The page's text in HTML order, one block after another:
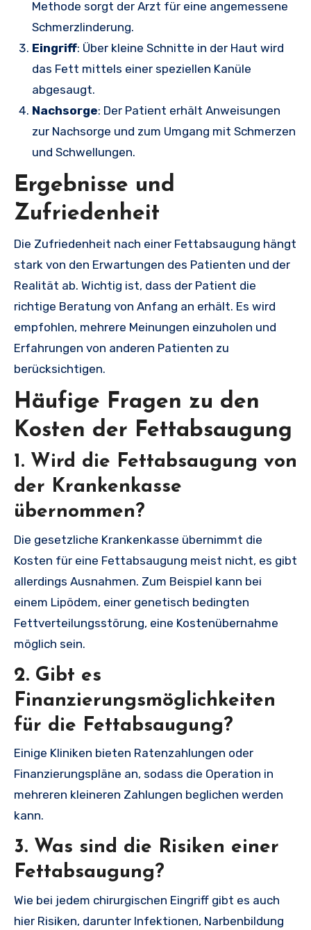
Methode sorgt der Arzt für eine angemessene
Schmerzlinderung.
Eingriff: Über kleine Schnitte in der Haut wird
das Fett mittels einer speziellen Kanüle
abgesaugt.
Nachsorge: Der Patient erhält Anweisungen
zur Nachsorge und zum Umgang mit Schmerzen
und Schwellungen.
Ergebnisse und
Zufriedenheit
Die Zufriedenheit nach einer Fettabsaugung hängt
stark von den Erwartungen des Patienten und der
Realität ab. Wichtig ist, dass der Patient die
richtige Beratung von Anfang an erhält. Es wird
empfohlen, mehrere Meinungen einzuholen und
Erfahrungen von anderen Patienten zu
berücksichtigen.
Häufige Fragen zu den
Kosten der Fettabsaugung
1. Wird die Fettabsaugung von
der Krankenkasse
übernommen?
Die gesetzliche Krankenkasse übernimmt die
Kosten für eine Fettabsaugung meist nicht, es gibt
allerdings Ausnahmen. Zum Beispiel kann bei
einem Lipödem, einer genetisch bedingten
Fettverteilungsstörung, eine Kostenübernahme
möglich sein.
2. Gibt es
Finanzierungsmöglichkeiten
für die Fettabsaugung?
Einige Kliniken bieten Ratenzahlungen oder
Finanzierungspläne an, sodass die Operation in
mehreren kleineren Zahlungen beglichen werden
kann.
3. Was sind die Risiken einer
Fettabsaugung?
Wie bei jedem chirurgischen Eingriff gibt es auch
hier Risiken, darunter Infektionen, Narbenbildung